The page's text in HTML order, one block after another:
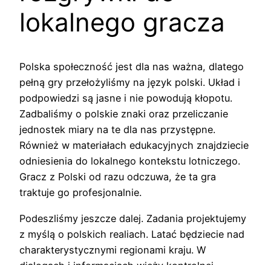
lokalnego gracza
Polska społeczność jest dla nas ważna, dlatego
pełną gry przełożyliśmy na język polski. Układ i
podpowiedzi są jasne i nie powodują kłopotu.
Zadbaliśmy o polskie znaki oraz przeliczanie
jednostek miary na te dla nas przystępne.
Również w materiałach edukacyjnych znajdziecie
odniesienia do lokalnego kontekstu lotniczego.
Gracz z Polski od razu odczuwa, że ta gra
traktuje go profesjonalnie.
Podeszliśmy jeszcze dalej. Zadania projektujemy
z myślą o polskich realiach. Latać będziecie nad
charakterystycznymi regionami kraju. W